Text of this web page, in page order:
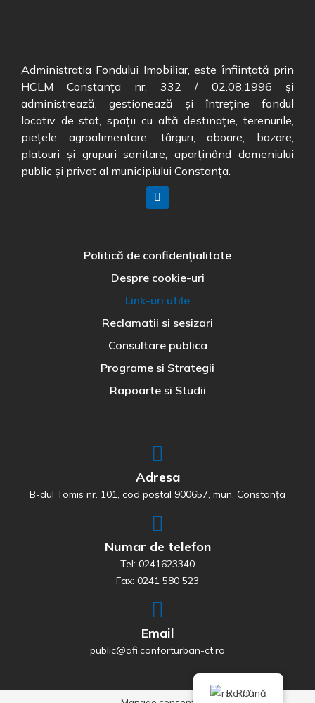
Administratia Fondului Imobiliar, este înființată prin
HCLM Constanța nr. 332 / 02.08.1996 și
administrează, gestionează și întreține fondul
locativ de stat, spații cu altă destinație, terenurile,
piețele agroalimentare, târguri, oboare, bazare,
platouri și grupuri sanitare, aparținând domeniului
public și privat al municipiului Constanța.
Politică de confidențialitate
Despre cookie-uri
Link-uri utile
Reclamatii si sesizari
Consultare publica
Programe si Strategii
Rapoarte si Studii
Adresa
B-dul Tomis nr. 101, cod poștal 900657, mun. Constanța
Numar de telefon
Tel: 0241623340
Fax: 0241 580 523
Email
public@afi.conforturban-ct.ro
Română